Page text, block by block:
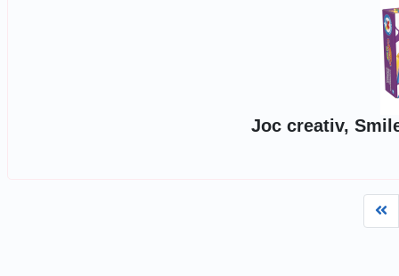
Joc creativ,